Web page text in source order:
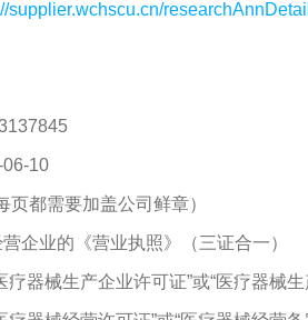
supplier.wchscu.cn/
10
页都需要加盖公司鲜章）
企业的《营业执照》（三证合一）
疗器械生产企业许可证”或“医疗器械